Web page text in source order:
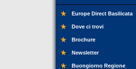
Europe Direct Basilicata
Dove ci trovi
Brochure
Newsletter
Buongiorno Regione